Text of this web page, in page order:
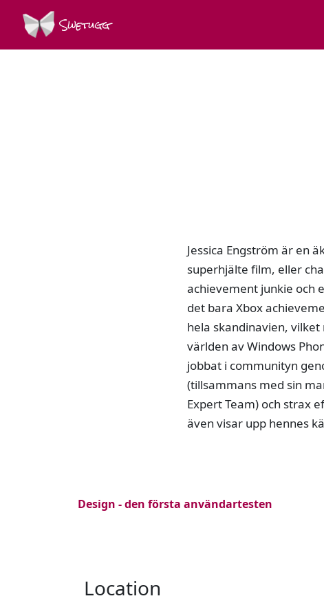
Swetugg
Jessica Engström är en
superhjälte film, eller
achievement junkie och
det bara Xbox
hela skandinavien,
världen av Windows
jobbat i communityn
(tillsammans med sin
Expert Team) och strax
även visar upp hennes
Design - den första användartesten
Location